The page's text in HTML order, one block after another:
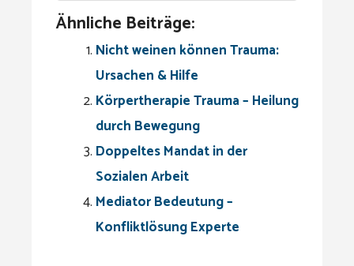
Ähnliche Beiträge:
Nicht weinen können Trauma:
Ursachen & Hilfe
Körpertherapie Trauma – Heilung
durch Bewegung
Doppeltes Mandat in der
Sozialen Arbeit
Mediator Bedeutung –
Konfliktlösung Experte